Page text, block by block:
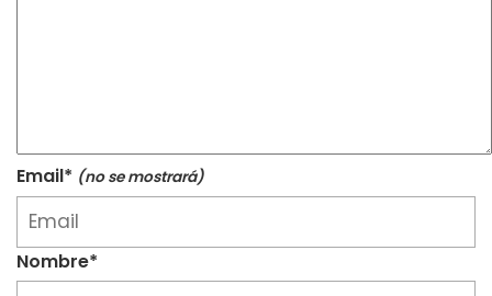
Email* (no se mostrará)
Nombre*